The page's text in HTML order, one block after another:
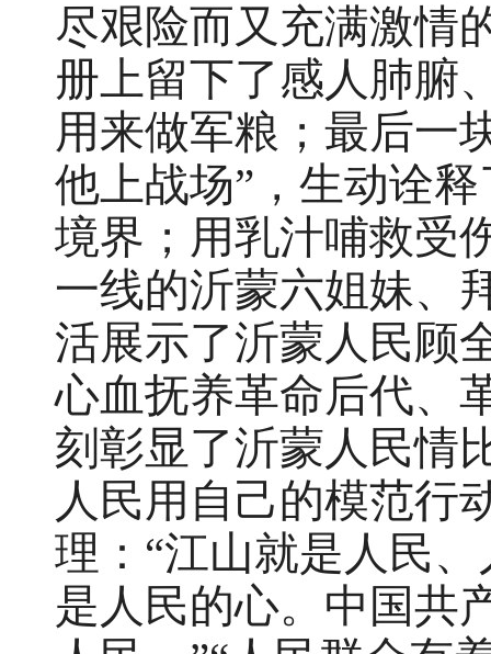
尽艰险而又充满激情
册上留下了感人肺腑
用来做军粮；最后一
他上战场”，生动诠
境界；用乳汁哺救受
一线的沂蒙六姐妹、
活展示了沂蒙人民顾
心血抚养革命后代、
刻彰显了沂蒙人民
人民用自己的模范行
理：“江山就是人民
是人民的心。中国共